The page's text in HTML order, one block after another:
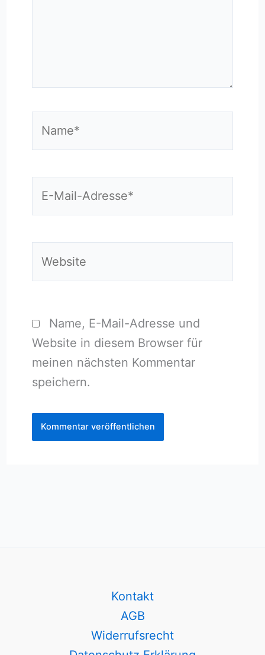
Name, E-Mail-Adresse und
Website in diesem Browser für
meinen nächsten Kommentar
speichern.
Kontakt
AGB
Widerrufsrecht